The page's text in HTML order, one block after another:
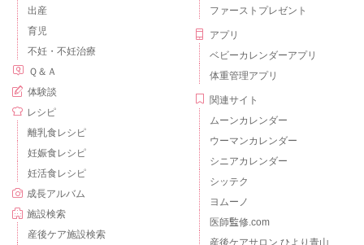
出産
育児
不妊・不妊治療
Ｑ＆Ａ
体験談
レシピ
離乳食レシピ
妊娠食レシピ
妊活食レシピ
成長アルバム
施設検索
産後ケア施設検索
ファーストプレゼント
アプリ
ベビーカレンダーアプリ
体重管理アプリ
関連サイト
ムーンカレンダー
ウーマンカレンダー
シニアカレンダー
シッテク
ヨムーノ
医師監修.com
産後ケアサロン ひより青山